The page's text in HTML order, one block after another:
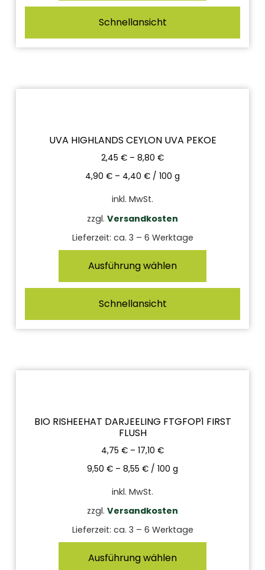
Schnellansicht
UVA HIGHLANDS CEYLON UVA PEKOE
2,45 € – 8,80 €
4,90 € – 4,40 € / 100 g
inkl. MwSt.
zzgl. Versandkosten
Lieferzeit: ca. 3 – 6 Werktage
Ausführung wählen
Schnellansicht
BIO RISHEEHAT DARJEELING FTGFOP1 FIRST
FLUSH
4,75 € – 17,10 €
9,50 € – 8,55 € / 100 g
inkl. MwSt.
zzgl. Versandkosten
Lieferzeit: ca. 3 – 6 Werktage
Ausführung wählen